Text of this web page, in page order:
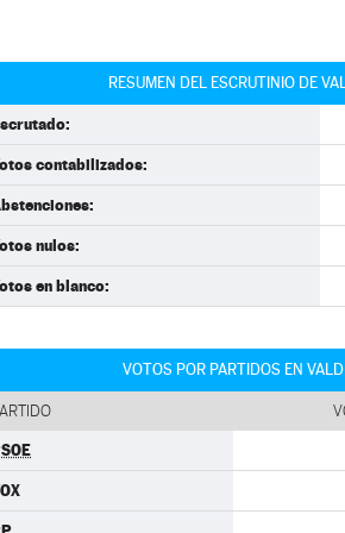
RESUMEN DEL ESCRUTINIO DE
contabilizados:
nulos:
en blanco:
VOTOS POR PARTIDOS EN